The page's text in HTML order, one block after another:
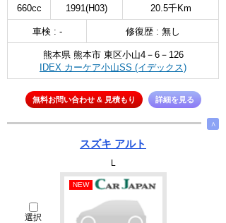
660cc 1991(H03) 20.5千Km
車検 : - 修復歴 : 無し
熊本県 熊本市 東区小山4－6－126
IDEX カーケア小山SS (イデックス)
無料お問い合わせ & 見積もり 詳細を見る
∧
スズキ アルト
L
選択
NEW